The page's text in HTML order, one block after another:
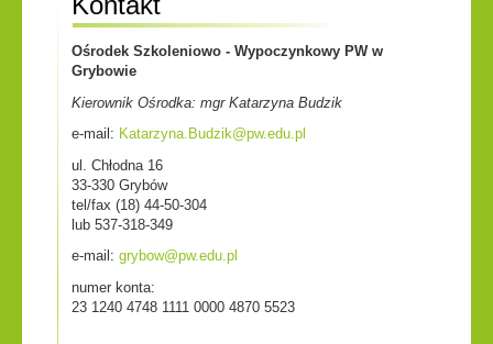
Ośrodek Szkoleniowo - Wypoczynkowy PW w
Grybowie
Kierownik Ośrodka: mgr Katarzyna Budzik
e-mail: Katarzyna.Budzik@pw.edu.pl
ul. Chłodna 16
33-330 Grybów
tel/fax (18) 44-50-304
lub 537-318-349
e-mail: grybow@pw.edu.pl
numer konta:
23 1240 4748 1111 0000 4870 5523